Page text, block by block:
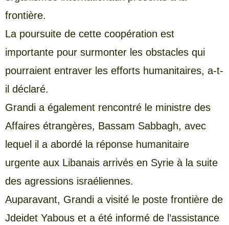
frontière.
La poursuite de cette coopération est
importante pour surmonter les obstacles qui
pourraient entraver les efforts humanitaires, a-t-
il déclaré.
Grandi a également rencontré le ministre des
Affaires étrangères, Bassam Sabbagh, avec
lequel il a abordé la réponse humanitaire
urgente aux Libanais arrivés en Syrie à la suite
des agressions israéliennes.
Auparavant, Grandi a visité le poste frontière de
Jdeidet Yabous et a été informé de l’assistance